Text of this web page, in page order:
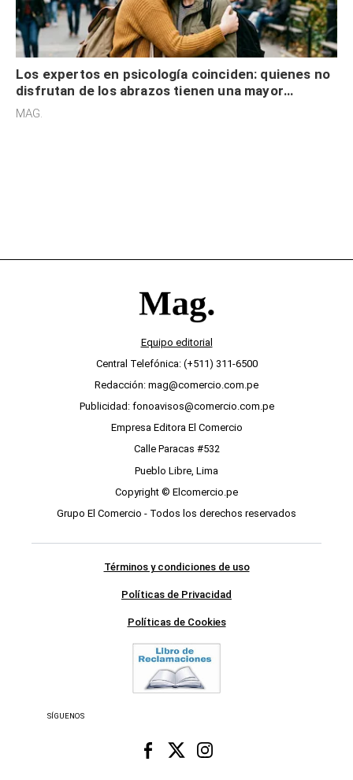
Los expertos en psicología coinciden: quienes no
disfrutan de los abrazos tienen una mayor
sensibilidad a los estímulos físicos y no es por
MAG.
Equipo editorial
Central Telefónica: (+511) 311-6500
Redacción: mag@comercio.com.pe
Publicidad: fonoavisos@comercio.com.pe
Empresa Editora El Comercio
Calle Paracas #532
Pueblo Libre, Lima
Copyright © Elcomercio.pe
Grupo El Comercio - Todos los derechos reservados
Términos y condiciones de uso
Políticas de Privacidad
Políticas de Cookies
SÍGUENOS